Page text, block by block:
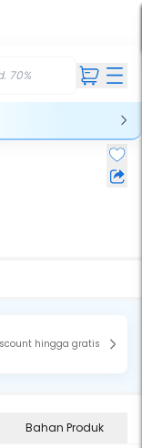
70%
hingga gratis
Bahan Produk